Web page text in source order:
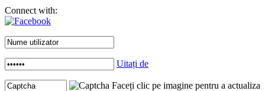
Connect with:
Uitați de
Faceți clic pe imagine pentru a actualiza